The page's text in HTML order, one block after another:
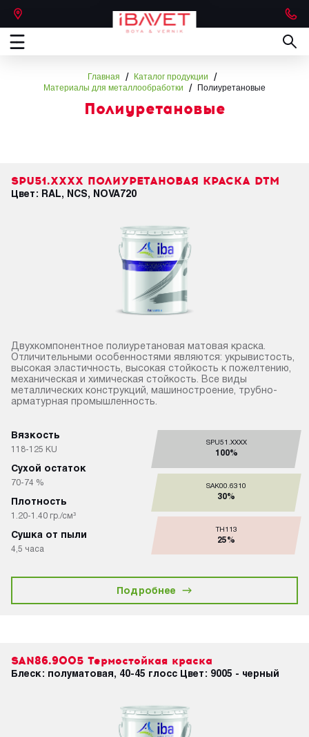
Главная / Каталог продукции /
Материалы для металлообработки / Полиуретановые
Полиуретановые
SPU51.XXXX ПОЛИУРЕТАНОВАЯ КРАСКА DTM
Цвет: RAL, NCS, NOVA720
Двухкомпонентное полиуретановая матовая краска.
Отличительными особенностями являются: укрывистость,
высокая эластичность, высокая стойкость к пожелтению,
механическая и химическая стойкость. Все виды
металлических конструкций, машиностроение, трубно-
арматурная промышленность.
Вязкость
118-125 KU
Сухой остаток
70-74 %
Плотность
1.20-1.40 гр./см³
Сушка от пыли
4,5 часа
SPU51.XXXX
100%
SAK00.6310
30%
TH113
25%
Подробнее
SAN86.9005 Термостойкая краска
Блеск: полуматовая, 40-45 глосс Цвет: 9005 - черный